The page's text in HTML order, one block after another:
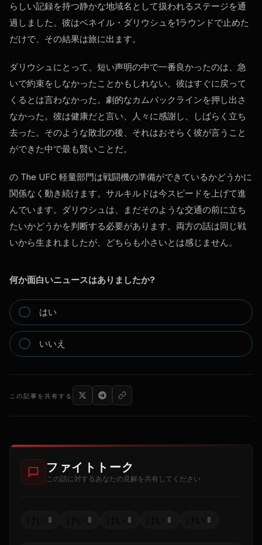
らしい記録を持つ静かな地域名として扱われるステージを通
過しました。彼はベネイル・ダリウシュを1ラウンドで止めた
だけで、その結果は旅に出ます。
ダリウシュにとって、短い声明の中で一番良かったのは、急
いで約束をしなかったことかもしれない。彼はすぐに戻って
くるとは言わなかった。劇的なカムバックラインを押し出さ
なかった。彼は健康だと言い、人々に感謝し、しばらく立ち
去った。そのような敗北の後、それはおそらく彼が言うこと
ができた中で最も賢いことだ。
の The UFC 軽量部門は戦闘機の準備ができているかどうかに
関係なく動き続けます。サルキルドは今スピードを上げて進
んでいます。ダリウシュは、まだそのような交通の前に立ち
たいかどうかを判断する必要があります。両方の話は同じ戦
いから生まれましたが、どちらも小さいとは感じません。
何か面白いニュースはありましたか?
はい
いいえ
この記事を共有する
ファイトトーク
この話に対するあなたの見解を共有してください
0 0 0 0 0